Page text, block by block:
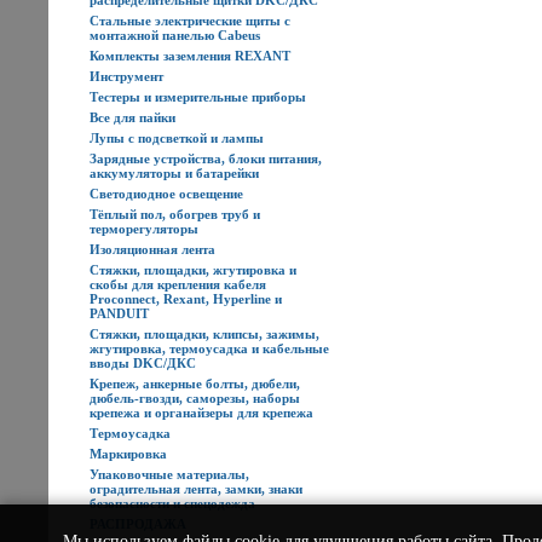
Стальные электрические щиты с
монтажной панелью Cabeus
Комплекты заземления REXANT
Инструмент
Тестеры и измерительные приборы
Все для пайки
Лупы с подсветкой и лампы
Зарядные устройства, блоки питания,
аккумуляторы и батарейки
Светодиодное освещение
Тёплый пол, обогрев труб и
терморегуляторы
Изоляционная лента
Стяжки, площадки, жгутировка и
скобы для крепления кабеля
Proconnect, Rexant, Hyperline и
PANDUIT
Стяжки, площадки, клипсы, зажимы,
жгутировка, термоусадка и кабельные
вводы DKC/ДКС
Крепеж, анкерные болты, дюбели,
дюбель-гвозди, саморезы, наборы
крепежа и органайзеры для крепежа
Термоусадка
Маркировка
Упаковочные материалы,
оградительная лента, замки, знаки
безопасности и спецодежда